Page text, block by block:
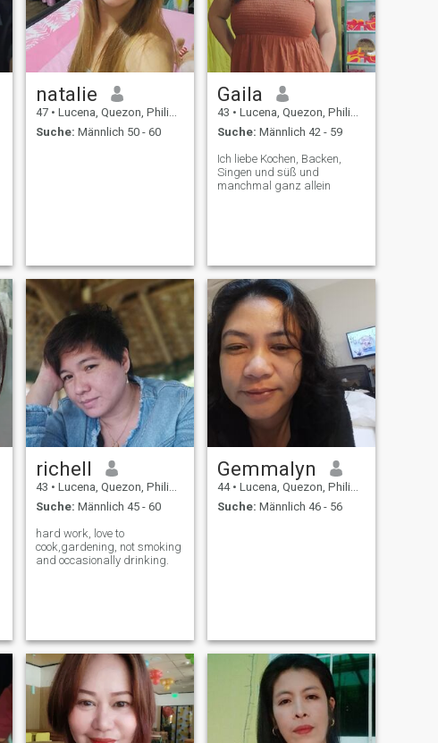
natalie
47 • Lucena, Quezon, Philippinen
Suche: Männlich 50 - 60
Gaila
43 • Lucena, Quezon, Philippinen
Suche: Männlich 42 - 59
Ich liebe Kochen, Backen,
Singen und süß und
manchmal ganz allein
richell
43 • Lucena, Quezon, Philippinen
Suche: Männlich 45 - 60
hard work, love to
cook,gardening, not smoking
and occasionally drinking.
Gemmalyn
44 • Lucena, Quezon, Philippinen
Suche: Männlich 46 - 56